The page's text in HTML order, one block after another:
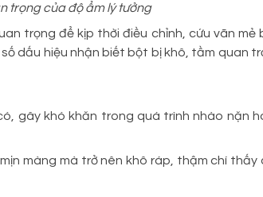
trọng của độ ẩm lý tưởng
trọng để kịp thời điều chỉnh, cứu vãn mẻ
dấu hiệu nhận biết bột bị khô, tầm quan
gây khó khăn trong quá trình nhào nặn
màng mà trở nên khô ráp, thậm chí thấy